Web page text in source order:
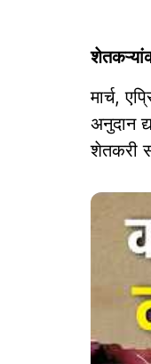
मार्च,
अनुदान
शेतकरी